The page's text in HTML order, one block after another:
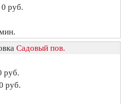
руб.
Садовый пов.
руб.
руб.